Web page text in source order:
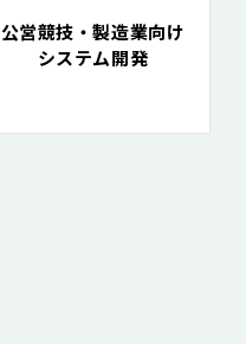
公営競技・製造業向け
システム開発